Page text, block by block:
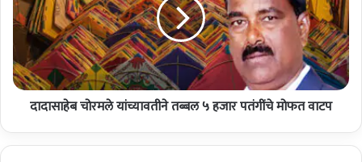
का
म
हा
न
हे
ब
र
म
ले
दादासाहेब चोरमले यांच्यावतीने तब्बल ५ हजार पतंगींचे मोफत वाटप